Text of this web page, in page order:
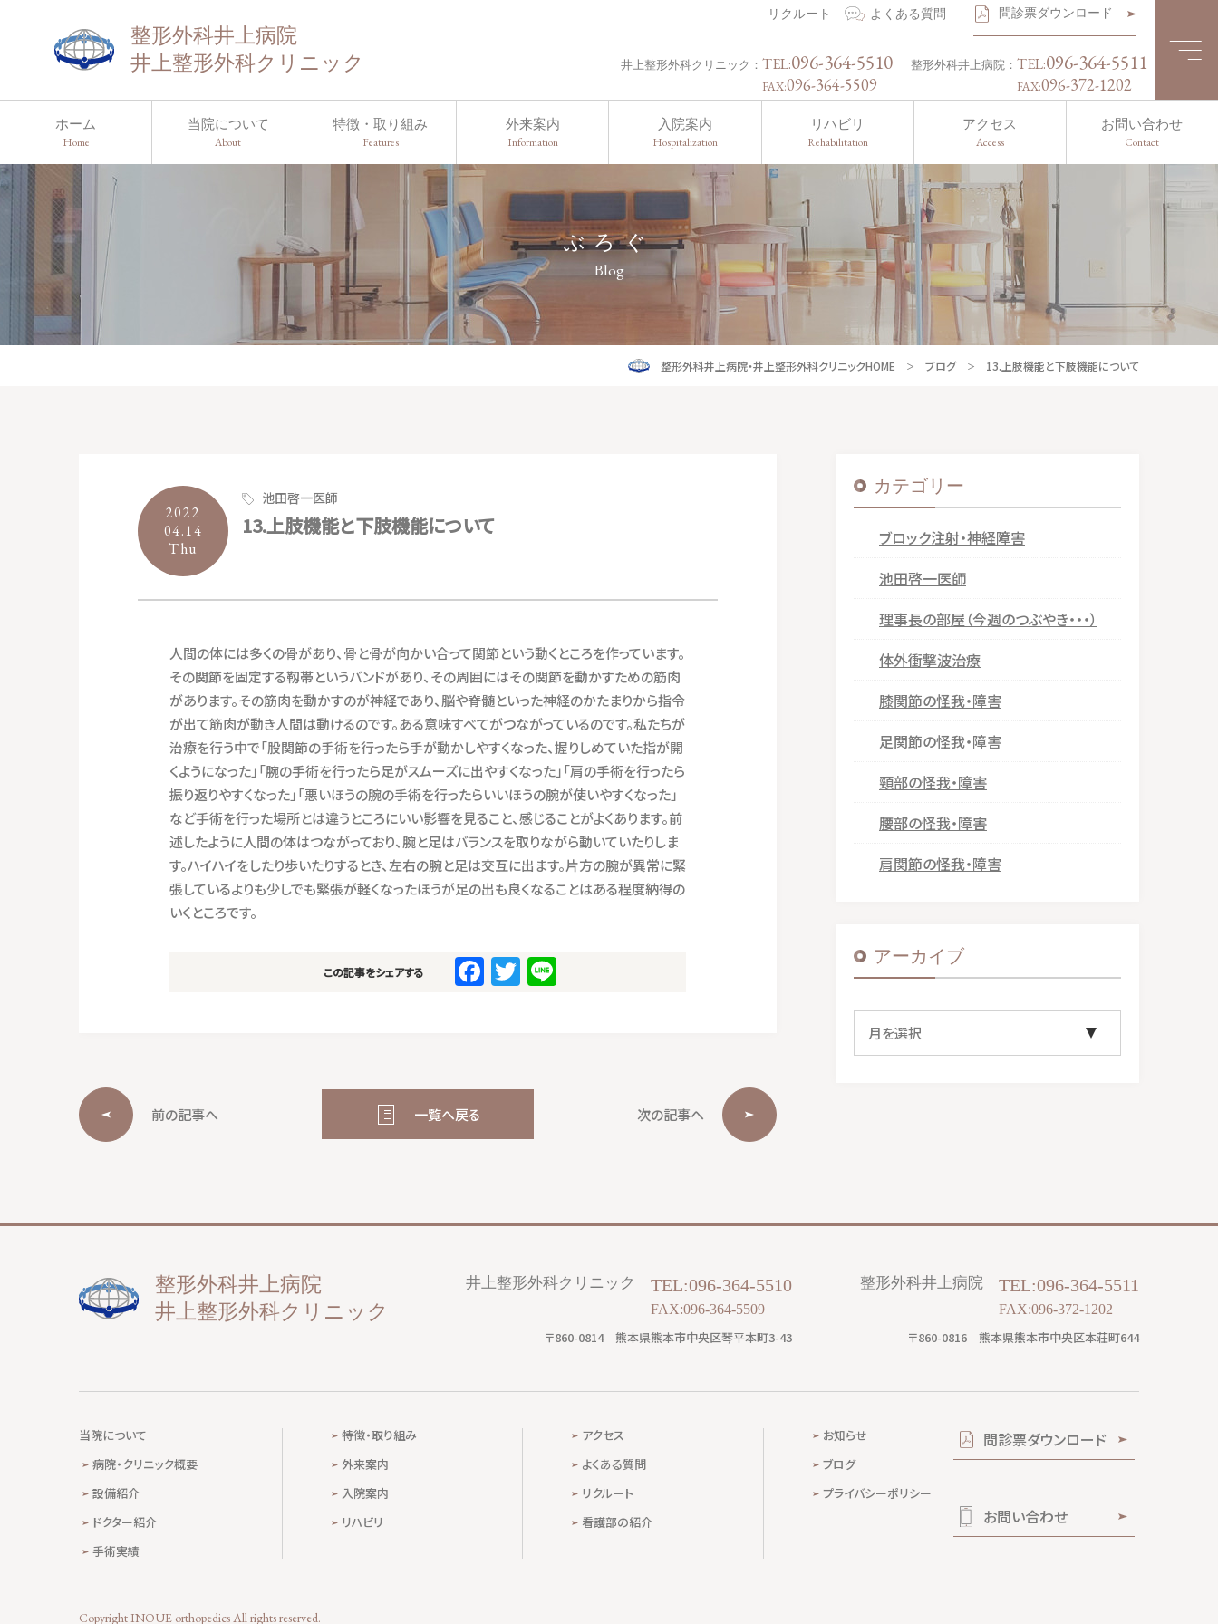
整形外科井上病院
井上整形外科クリニック
リクルート よくある質問 問診票ダウンロード
井上整形外科クリニック： TEL:096-364-5510
FAX:096-364-5509
整形外科井上病院： TEL:096-364-5511
FAX:096-372-1202
ホーム
Home
当院について
About
特徴・取り組み
Features
外来案内
Information
入院案内
Hospitalization
リハビリ
Rehabilitation
アクセス
Access
お問い合わせ
Contact
ぶろぐ
Blog
整形外科井上病院・井上整形外科クリニックHOME ブログ 13.上肢機能と下肢機能について
2022
04.14
Thu
池田啓一医師
13.上肢機能と下肢機能について
人間の体には多くの骨があり、骨と骨が向かい合って関節という動くところを作っています。
その関節を固定する靱帯というバンドがあり、その周囲にはその関節を動かすための筋肉
があります。その筋肉を動かすのが神経であり、脳や脊髄といった神経のかたまりから指令
が出て筋肉が動き人間は動けるのです。ある意味すべてがつながっているのです。私たちが
治療を行う中で「股関節の手術を行ったら手が動かしやすくなった、握りしめていた指が開
くようになった」「腕の手術を行ったら足がスムーズに出やすくなった」「肩の手術を行ったら
振り返りやすくなった」「悪いほうの腕の手術を行ったらいいほうの腕が使いやすくなった」
など手術を行った場所とは違うところにいい影響を見ること、感じることがよくあります。前
述したように人間の体はつながっており、腕と足はバランスを取りながら動いていたりしま
す。ハイハイをしたり歩いたりするとき、左右の腕と足は交互に出ます。片方の腕が異常に緊
張しているよりも少しでも緊張が軽くなったほうが足の出も良くなることはある程度納得の
いくところです。
この記事をシェアする F
a
b
o
T
w
r
Li
前の記事へ 次の記事へ
一覧へ戻る
カテゴリー
ブロック注射・神経障害
池田啓一医師
理事長の部屋（今週のつぶやき・・・）
体外衝撃波治療
膝関節の怪我・障害
足関節の怪我・障害
頸部の怪我・障害
腰部の怪我・障害
肩関節の怪我・障害
アーカイブ
整形外科井上病院
井上整形外科クリニック
井上整形外科クリニック TEL:096-364-5510
FAX:096-364-5509
〒860-0814 熊本県熊本市中央区琴平本町3-43
整形外科井上病院 TEL:096-364-5511
FAX:096-372-1202
〒860-0816 熊本県熊本市中央区本荘町644
当院について
病院・クリニック概要
設備紹介
ドクター紹介
手術実績
特徴・取り組み
外来案内
入院案内
リハビリ
アクセス
よくある質問
リクルート
看護部の紹介
お知らせ
ブログ
プライバシーポリシー
問診票ダウンロード
お問い合わせ
Copyright INOUE orthopedics All rights reserved.